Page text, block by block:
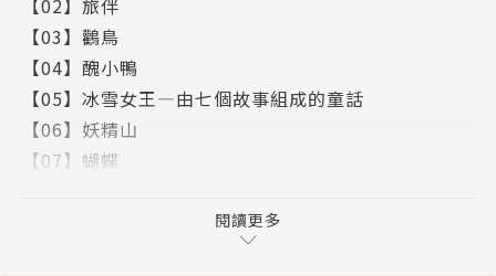
為英語世界的最佳譯本之一。
☆ 迪士尼爆紅動畫《冰雪奇緣》、電影《狩獵者：凜
冬之戰》故事原型──〈冰雪女王〉
【關於插畫家哈利．克拉克】
哈利．克拉克（Harry Clarke, 1889-1931）是愛爾蘭
動（Arts & Crafts Movement）的主要人物。他將純
【03】鸛鳥
【04】醜小鴨
【05】冰雪女王—由七個故事組成的童話
【06】妖精山
【07】蝴蝶
後記：我喜愛童話的緣由閱讀更多